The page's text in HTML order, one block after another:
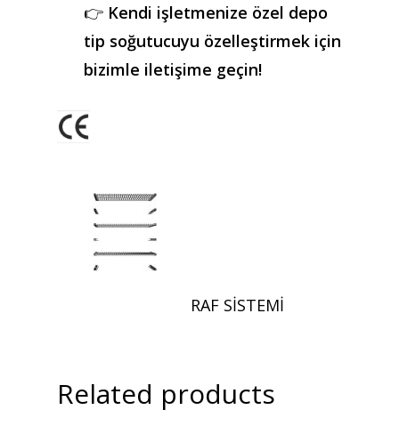
👉 Kendi işletmenize özel depo
tip soğutucuyu özelleştirmek için
bizimle iletişime geçin!
RAF SİSTEMİ
Related products